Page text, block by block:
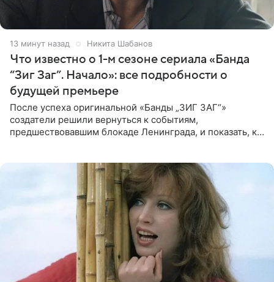
13 минут назад Никита Шабанов
Что известно о 1-м сезоне сериала «Банда
“Зиг Заг”. Начало»: все подробности о
будущей премьере
После успеха оригинальной «Банды „ЗИГ ЗАГ“»
создатели решили вернуться к событиям,
предшествовавшим блокаде Ленинграда, и показать, как